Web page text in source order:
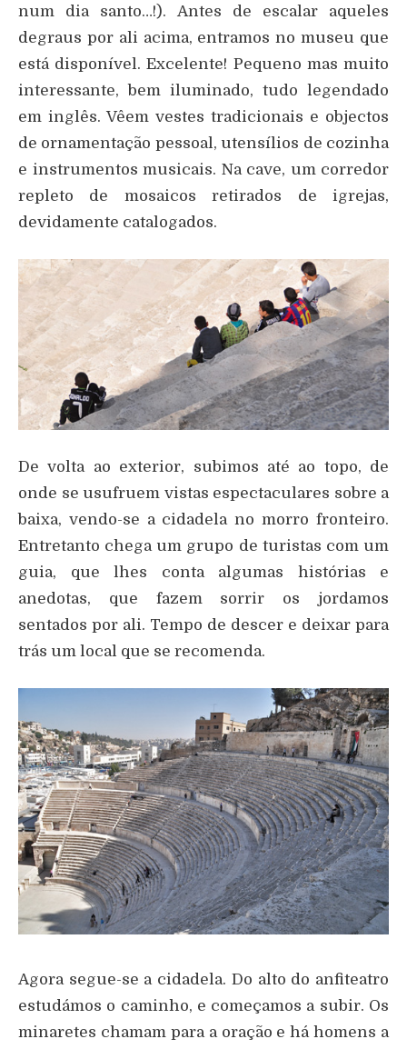
num dia santo…!). Antes de escalar aqueles
degraus por ali acima, entramos no museu que
está disponível. Excelente! Pequeno mas muito
interessante, bem iluminado, tudo legendado
em inglês. Vêem vestes tradicionais e objectos
de ornamentação pessoal, utensílios de cozinha
e instrumentos musicais. Na cave, um corredor
repleto de mosaicos retirados de igrejas,
devidamente catalogados.
De volta ao exterior, subimos até ao topo, de
onde se usufruem vistas espectaculares sobre a
baixa, vendo-se a cidadela no morro fronteiro.
Entretanto chega um grupo de turistas com um
guia, que lhes conta algumas histórias e
anedotas, que fazem sorrir os jordamos
sentados por ali. Tempo de descer e deixar para
trás um local que se recomenda.
Agora segue-se a cidadela. Do alto do anfiteatro
estudámos o caminho, e começamos a subir. Os
minaretes chamam para a oração e há homens a